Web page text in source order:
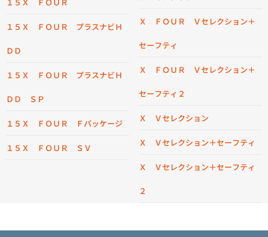
１５Ｘ ＦＯＵＲ プラスナビＨ
ＤＤ
１５Ｘ ＦＯＵＲ プラスナビＨ
ＤＤ ＳＰ
１５Ｘ ＦＯＵＲ Ｆパッケージ
１５Ｘ ＦＯＵＲ ＳＶ
Ｘ ＦＯＵＲ Ｖセレクション＋
セーフティ
Ｘ ＦＯＵＲ Ｖセレクション＋
セーフティ２
Ｘ Ｖセレクション
Ｘ Ｖセレクション＋セーフティ
Ｘ Ｖセレクション＋セーフティ
２